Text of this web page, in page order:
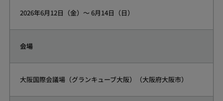
2026年6月12日（金）～ 6月14日（日）
会場
大阪国際会議場（グランキューブ大阪）（大阪府大阪市）